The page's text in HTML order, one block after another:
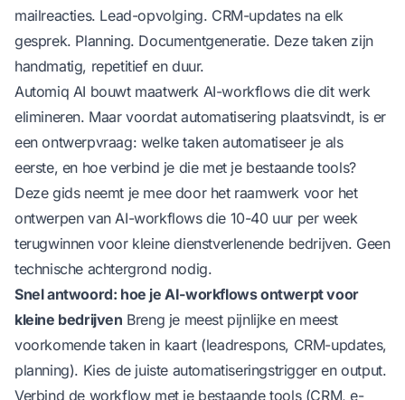
mailreacties. Lead-opvolging. CRM-updates na elk
gesprek. Planning. Documentgeneratie. Deze taken zijn
handmatig, repetitief en duur.
Automiq AI bouwt maatwerk AI-workflows die dit werk
elimineren. Maar voordat automatisering plaatsvindt, is er
een ontwerpvraag: welke taken automatiseer je als
eerste, en hoe verbind je die met je bestaande tools?
Deze gids neemt je mee door het raamwerk voor het
ontwerpen van AI-workflows die 10-40 uur per week
terugwinnen voor kleine dienstverlenende bedrijven. Geen
technische achtergrond nodig.
Snel antwoord: hoe je AI-workflows ontwerpt voor
kleine bedrijven Breng je meest pijnlijke en meest
voorkomende taken in kaart (leadrespons, CRM-updates,
planning). Kies de juiste automatiseringstrigger en output.
Verbind de workflow met je bestaande tools (CRM, e-